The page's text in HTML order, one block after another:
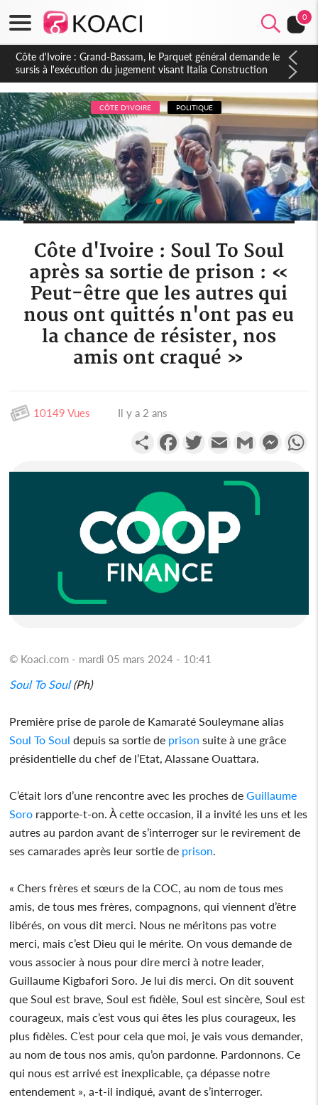
0
Côte d'Ivoire : Indépendance à Dakpadou, la sous-préfète
Hôma Viviane Manissan appelle à une appropriation locale du
PND 2026-2030
CÔTE D'IVOIRE POLITIQUE
Côte d'Ivoire : Soul To Soul
après sa sortie de prison : «
Peut-être que les autres qui
nous ont quittés n'ont pas eu
la chance de résister, nos
amis ont craqué »
10149 Vues Il y a 2 ans
PartagerFacebookTwitterEmail Gmail
© Koaci.com - mardi 05 mars 2024 - 10:41
Soul To Soul(Ph)
Première prise de parole de Kamaraté Souleymane alias
Soul To Soul depuis sa sortie de prison suite à une grâce
présidentielle du chef de l’Etat, Alassane Ouattara.
C’était lors d’une rencontre avec les proches deGuillaume
Soro rapporte-t-on. À cette occasion, il a invité les uns et les
autres au pardon avant de s’interroger sur le revirement de
ses camarades après leur sortie de prison
« Chers frères et sœurs de la COC, au nom de tous mes
amis, de tous mes frères, compagnons, qui viennent d’être
libérés, on vous dit merci. Nous ne méritons pas votre
merci, mais c’est Dieu qui le mérite. On vous demande de
vous associer à nous pour dire merci à notre leader,
Guillaume Kigbafori Soro. Je lui dis merci. On dit souvent
que Soul est brave, Soul est fidèle, Soul est sincère, Soul est
courageux, mais c’est vous qui êtes les plus courageux, les
plus fidèles. C’est pour cela que moi, je vais vous demander,
au nom de tous nos amis, qu’on pardonne. Pardonnons. Ce
qui nous est arrivé est inexplicable, ça dépasse notre
entendement », a-t-il indiqué, avant de s’interroger.